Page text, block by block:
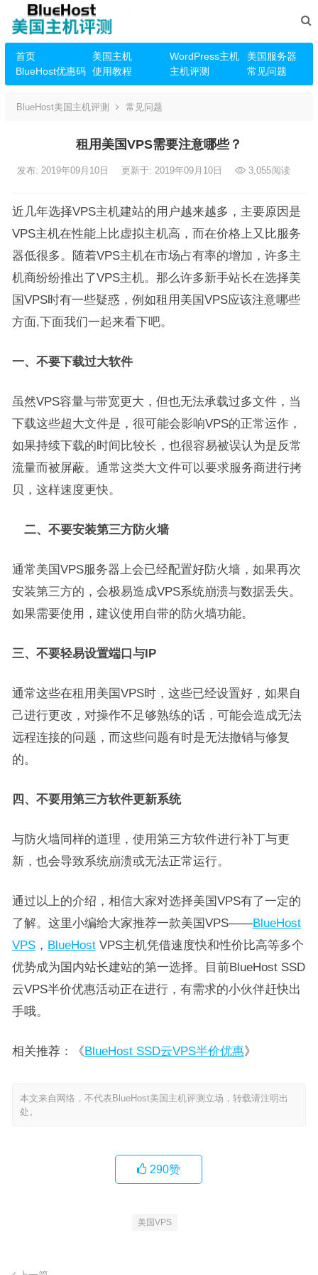
首页 美国主机 WordPress主机
美国服务器
BlueHost优惠码
使用教程 主机评测 常见问题
BlueHost美国主机评测 常见问题
租用美国VPS需要注意哪些？
发布: 2019年09月10日 更新于: 2019年09月10日 3,055阅读
近几年选择VPS主机建站的用户越来越多，主要原因是
VPS主机在性能上比虚拟主机高，而在价格上又比服务
器低很多。随着VPS主机在市场占有率的增加，许多主
机商纷纷推出了VPS主机。那么许多新手站长在选择美
国VPS时有一些疑惑，例如租用美国VPS应该注意哪些
方面,下面我们一起来看下吧。
一、不要下载过大软件
虽然VPS容量与带宽更大，但也无法承载过多文件，当
下载这些超大文件是，很可能会影响VPS的正常运作，
如果持续下载的时间比较长，也很容易被误认为是反常
流量而被屏蔽。通常这类大文件可以要求服务商进行拷
贝，这样速度更快。
二、不要安装第三方防火墙
通常美国VPS服务器上会已经配置好防火墙，如果再次
安装第三方的，会极易造成VPS系统崩溃与数据丢失。
如果需要使用，建议使用自带的防火墙功能。
三、不要轻易设置端口与IP
通常这些在租用美国VPS时，这些已经设置好，如果自
己进行更改，对操作不足够熟练的话，可能会造成无法
远程连接的问题，而这些问题有时是无法撤销与修复
的。
四、不要用第三方软件更新系统
与防火墙同样的道理，使用第三方软件进行补丁与更
新，也会导致系统崩溃或无法正常运行。
通过以上的介绍，相信大家对选择美国VPS有了一定的
了解。这里小编给大家推荐一款美国VPS——BlueHost
VPS， BlueHostVPS主机凭借速度快和性价比高等多个
优势成为国内站长建站的第一选择。目前BlueHost SSD
云VPS半价优惠活动正在进行，有需求的小伙伴赶快出
手哦。
相关推荐：《BlueHost SSD云VPS半价优惠》
本文来自网络，不代表BlueHost美国主机评测立场，转载请注明出
处。
290赞
美国VPS